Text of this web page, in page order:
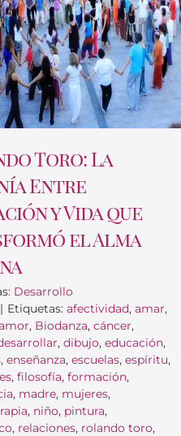
Toro: La
Entre
y Vida que
el Alma
Desarrollo
| Etiquetas:afectividad,amar,
, Biodanza,cáncer,
,dibujo,educación,
,enseñanza,escuelas,espíritu,
,filosofía,formación,
, madre, mujeres,
, niño, pintura,
, relaciones, rolando toro,